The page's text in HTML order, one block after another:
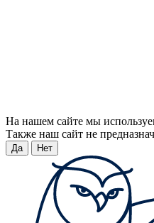
На нашем сайте мы
Также наш сайт не
Да Нет